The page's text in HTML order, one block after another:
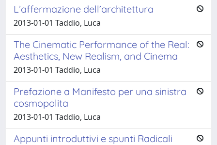
L’affermazione dell’architettura
2013-01-01 Taddio, Luca
The Cinematic Performance of the Real:
Aesthetics, New Realism, and Cinema
2013-01-01 Taddio, Luca
Prefazione a Manifesto per una sinistra
cosmopolita
2013-01-01 Taddio, Luca
Appunti introduttivi e spunti Radicali